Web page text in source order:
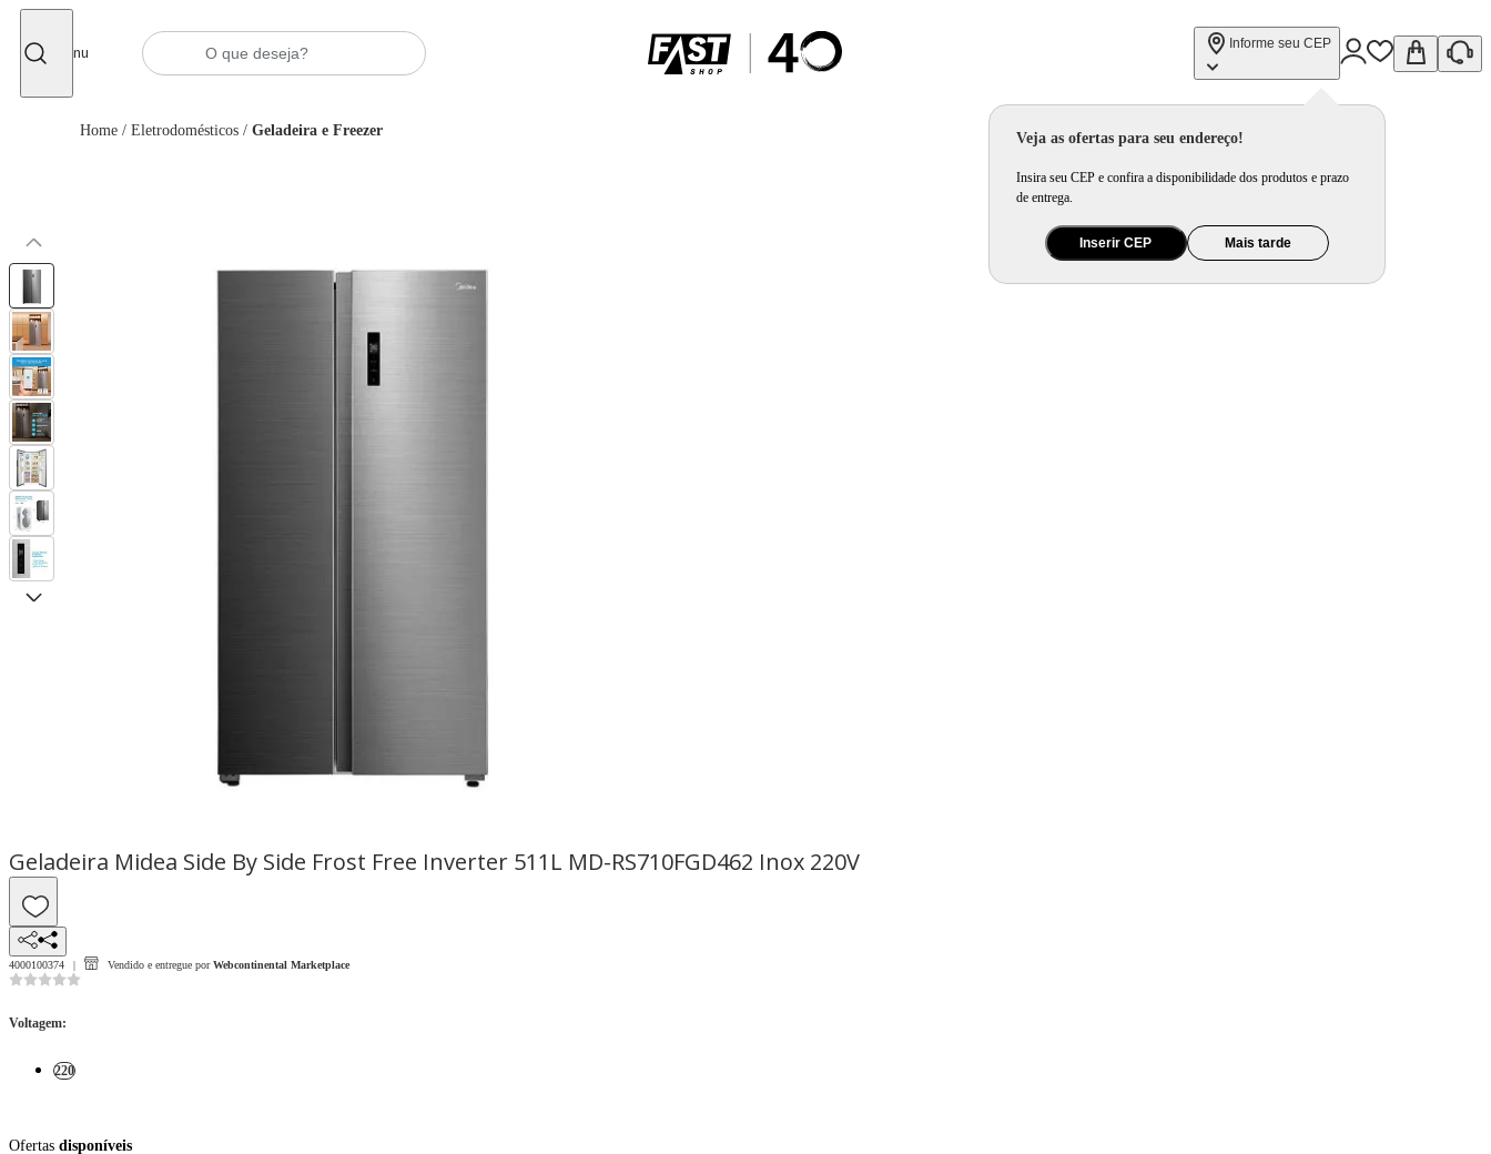
Menu
Informe seu CEP
Veja as ofertas para seu endereço!
Insira seu CEP e confira a disponibilidade dos produtos e prazo
de entrega.
Inserir CEP Mais tarde
Home / Eletrodomésticos / Geladeira e Freezer
Geladeira Midea Side By Side Frost Free Inverter 511L MD-RS710FGD462 Inox 220V
4000100374 Vendido e entregue por Webcontinental Marketplace
Voltagem:
220
Ofertas disponíveis